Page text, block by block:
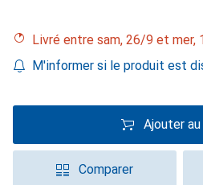
Livré entre sam, 26/9 et mer,
M'informer si le produit est
Ajouter
Comparer